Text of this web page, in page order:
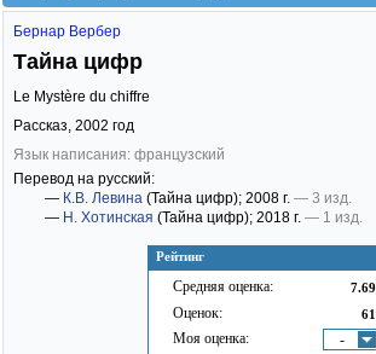
Рейтинг
Средняя оценка: 7.69
Оценок: 61
Моя оценка: -
Бернар Вербер
Тайна цифр
Le Mystère du chiffre
Рассказ, 2002 год
Язык написания: французский
Перевод на русский:
— К.В. Левина (Тайна цифр); 2008 г. — 3 изд.
— Н. Хотинская (Тайна цифр); 2018 г. — 1 изд.